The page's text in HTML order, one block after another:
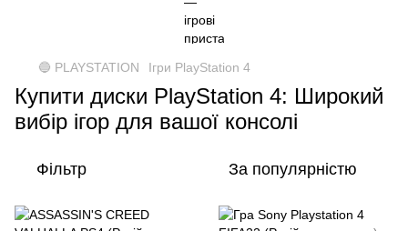
🔵 PLAYSTATION Ігри PlayStation 4
Купити диски PlayStation 4: Широкий
вибір ігор для вашої консолі
Фільтр За популярністю